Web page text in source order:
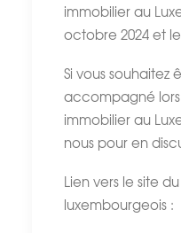
immobilier au
octobre 2024 et le
Si vous souhaitez
accompagné
immobilier au
nous pour en
Lien vers le site
luxembourgeois :